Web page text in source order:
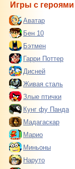
Игры с
Аватар
Бен 10
Бэтмен
Гарри Поттер
Дисней
Живая сталь
Злые птички
Кунг фу Панда
Мадагаскар
Марио
Миньоны
Наруто